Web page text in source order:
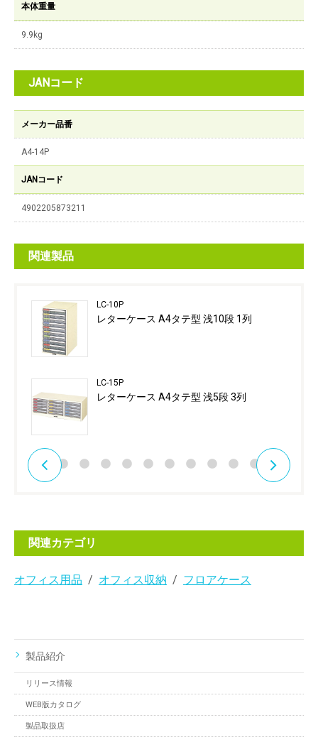
本体重量
9.9kg
JANコード
メーカー品番
A4-14P
JANコード
4902205873211
関連製品
LC-10P
レターケース A4タテ型 浅10段 1列
LC-15P
レターケース A4タテ型 浅5段 3列
関連カテゴリ
オフィス用品 オフィス収納 フロアケース
製品紹介
リリース情報
WEB版カタログ
製品取扱店